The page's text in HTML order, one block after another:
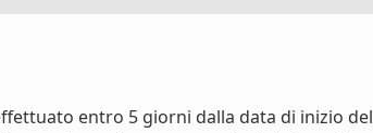
entro 5 giorni dalla data di inizio del